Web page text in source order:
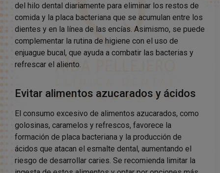
del hilo dental diariamente para eliminar los restos de
comida y la placa bacteriana que se acumulan entre los
dientes y en la línea de las encías. Asimismo, se puede
complementar la rutina de higiene con el uso de
enjuague bucal, que ayuda a combatir las bacterias y
refrescar el aliento.
Evitar alimentos azucarados y ácidos
El consumo excesivo de alimentos azucarados, como
golosinas, caramelos y refrescos, favorece la
formación de placa bacteriana y la producción de
ácidos que atacan el esmalte dental, aumentando el
riesgo de desarrollar caries. Se recomienda limitar la